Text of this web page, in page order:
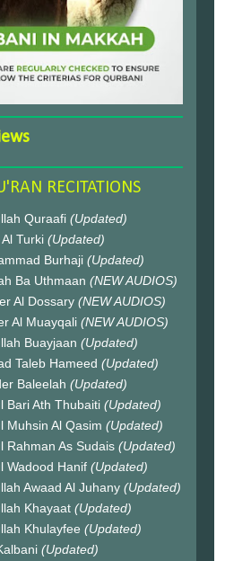
RECITATIONS
Quraafi (Updated)
Turki (Updated)
Burhaji (Updated)
Ba Uthmaan (NEW AUDIOS)
Al Dossary (NEW AUDIOS)
Al Muayqali (NEW AUDIOS)
Buayjaan (Updated)
Taleb Hameed (Updated)
Baleelah (Updated)
Bari Ath Thubaiti (Updated)
Muhsin Al Qasim (Updated)
Rahman As Sudais (Updated)
Wadood Hanif (Updated)
Awaad Al Juhany (Updated)
Khayaat (Updated)
Khulayfee (Updated)
(Updated)